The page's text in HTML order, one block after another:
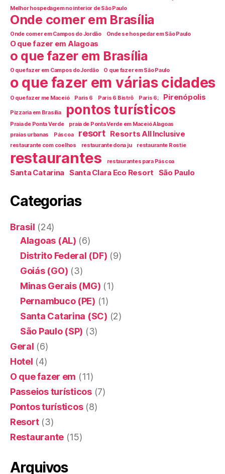
Melhor hospedagem no interior de São Paulo
Onde comer em Brasília
Onde comer em Campos do Jordão Onde se hospedar em São Paulo
O que fazer em Alagoas
o que fazer em Brasília
O que fazer em Campos do Jordão O que fazer em São Paulo
o que fazer em várias cidades
O que fazer me Maceió Paris 6 Paris 6 Bistrô Paris 6; Pirenópolis
Pizzaria em Brasília pontos turísticos
Praia de Ponta Verde
praia de Ponta Verde em Maceió Alagoas
praias urbanas
Páscoa resort Resorts All Inclusive
restaurante com coelhos restaurante dona ju restaurante Rostie
restaurantes restaurantes para Páscoa
Santa Catarina Santa Clara Eco Resort São Paulo
Categorias
Brasil (24)
Alagoas (AL) (6)
Distrito Federal (DF) (9)
Goiás (GO) (3)
Minas Gerais (MG) (1)
Pernambuco (PE) (1)
Santa Catarina (SC) (2)
São Paulo (SP) (3)
Geral (6)
Hotel (4)
O que fazer em (11)
Passeios turísticos(7)
Pontos turísticos(8)
Resort(3)
Restaurante (15)
Arquivos